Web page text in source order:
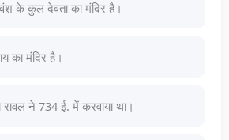
के कुल देवता का मंदिर है।
का मंदिर है।
रावल ने 734 ई. में करवाया था।